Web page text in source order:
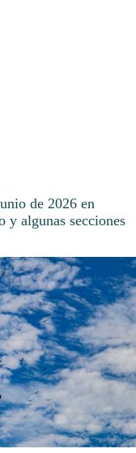
de 2026 en
y algunas secciones